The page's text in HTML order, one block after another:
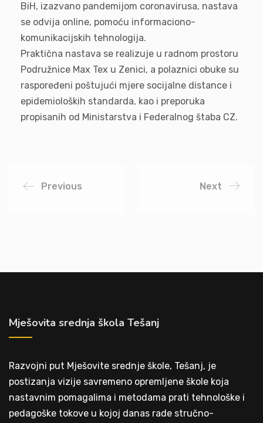
BiH, izazvano pandemijom coronavirusa, nastava
se odvija online, pomoću informaciono-
komunikacijskih tehnologija.
Praktična nastava se realizuje u radnom prostoru
Podružnice Max Tex u Zenici, a polaznici obuke su
raspoređeni poštujući mjere socijalne distance i
epidemioloških standarda, kao i preporuka
propisanih od Ministarstva i Federalnog štaba CZ.
Previous Next
Mješovita srednja škola Tešanj
Razvojni put Mješovite srednje škole, Tešanj, je
postizanja vizije savremeno opremljene škole koja
nastavnim pomagalima i metodama prati tehnološke i
pedagoške tokove u kojoj danas rade stručno-